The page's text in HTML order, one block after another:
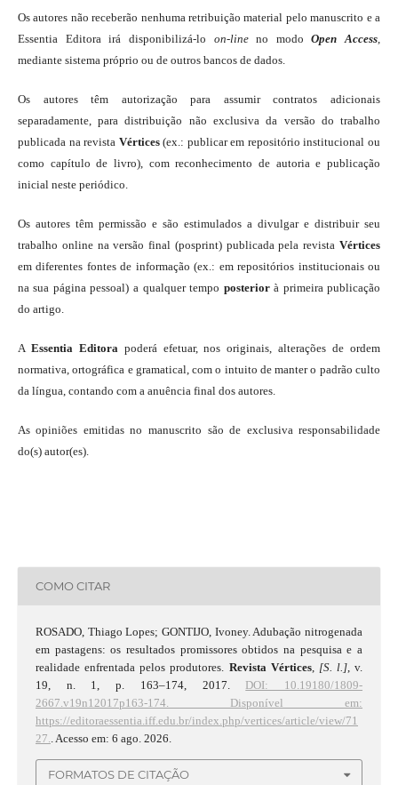
Os autores não receberão nenhuma retribuição material pelo manuscrito e a
Essentia Editora irá disponibilizá-lo on-lineno modoOpen Access
mediante sistema próprio ou de outros bancos de dados.
Os autores têm autorização para assumir contratos adicionais
separadamente, para distribuição não exclusiva da versão do trabalho
publicada na revista Vértices(ex.: publicar em repositório institucional ou
como capítulo de livro), com reconhecimento de autoria e publicação
inicial neste periódico.
Os autores têm permissão e são estimulados a divulgar e distribuir seu
trabalho online na versão final (posprint) publicada pela revistaVértices
em diferentes fontes de informação (ex.: em repositórios institucionais ou
na sua página pessoal) a qualquer tempo posteriorà primeira publicação
do artigo.
A Essentia Editora poderá efetuar, nos originais, alterações de ordem
normativa, ortográfica e gramatical, com o intuito de manter o padrão culto
da língua, contando com a anuência final dos autores.
As opiniões emitidas no manuscrito são de exclusiva responsabilidade
do(s) autor(es).
COMO CITAR
ROSADO, Thiago Lopes; GONTIJO, Ivoney. Adubação nitrogenada
em pastagens: os resultados promissores obtidos na pesquisa e a
realidade enfrentada pelos produtores. Revista Vértices, [S. l.], v.
19, n. 1, p. 163–174, 2017. DOI: 10.19180/1809-
2667.v19n12017p163-174.
Disponível em:
https://editoraessentia.iff.edu.br/index.php/vertices/article/view/71
27.
. Acesso em: 6 ago. 2026.
FORMATOS DE CITAÇÃO